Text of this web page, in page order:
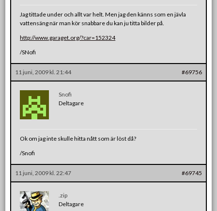
Jag tittade under och allt var helt. Men jag den känns som en jävla
vattensäng när man kör snabbare du kan ju titta bilder på.
http://www.garaget.org/?car=152324
/SNofi
11 juni, 2009 kl. 21:44 #69756
Snofi
Deltagare
Ok om jag inte skulle hitta nått som är löst då?
/Snofi
11 juni, 2009 kl. 22:47 #69745
.zip
Deltagare